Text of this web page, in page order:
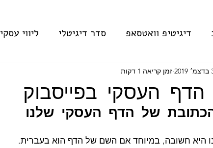
דיגיטיפ וואטסאפ סדר דיגיטלי ליווי עסקי
אינסטגרם
הדף העסקי בפייסבוק
זמן קריאה 1 דקות
של הדף העסקי שלנו
היא חשובה, במיוחד אם השם של הדף הוא בעברית.